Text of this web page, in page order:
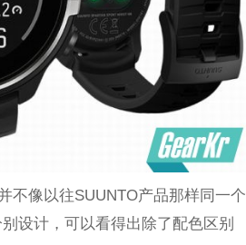
不像以往SUUNTO产品那样同一个
设计，可以看得出除了配色区别